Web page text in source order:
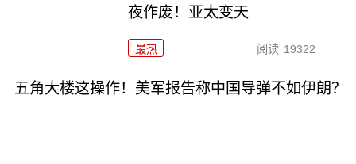
夜作废！亚太变天
最热 阅读 19322
五角大楼这操作！美军报告称中国导弹不如伊朗？